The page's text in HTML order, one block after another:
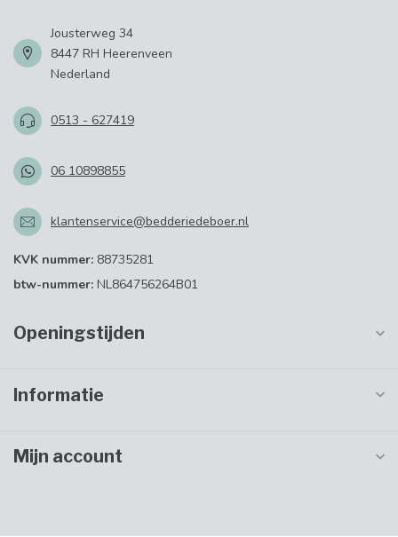
Jousterweg 34
8447 RH Heerenveen
Nederland
0513 - 627419
06 10898855
klantenservice@bedderiedeboer.nl
KVK nummer: 88735281
btw-nummer: NL864756264B01
Openingstijden
Informatie
Mijn account